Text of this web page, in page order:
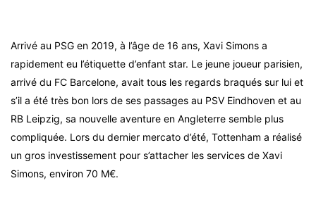
Arrivé au PSG en 2019, à l’âge de 16 ans, Xavi Simons a
rapidement eu l’étiquette d’enfant star. Le jeune joueur parisien,
arrivé du FC Barcelone, avait tous les regards braqués sur lui et
s’il a été très bon lors de ses passages au PSV Eindhoven et au
RB Leipzig, sa nouvelle aventure en Angleterre semble plus
compliquée. Lors du dernier mercato d’été, Tottenham a réalisé
un gros investissement pour s’attacher les services de Xavi
Simons, environ 70 M€.